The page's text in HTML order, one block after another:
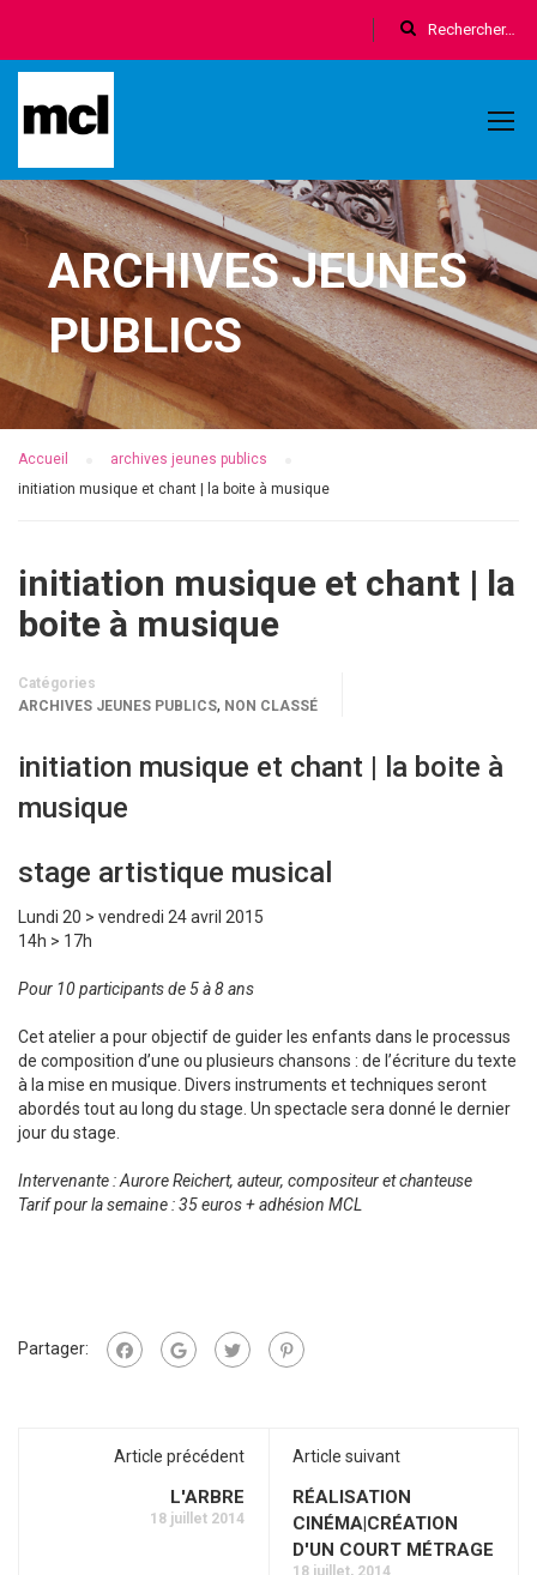
ARCHIVES JEUNES
PUBLICS
Accueil
archives jeunes publics
initiation musique et chant | la boite à musique
initiation musique et chant | la
boite à musique
Catégories
ARCHIVES JEUNES PUBLICS, NON CLASSÉ
initiation musique et chant | la boite à
musique
stage artistique musical
Lundi 20 > vendredi 24 avril 2015
14h > 17h
Pour 10 participants de 5 à 8 ans
Cet atelier a pour objectif de guider les enfants dans le processus
de composition d’une ou plusieurs chansons : de l’écriture du texte
à la mise en musique. Divers instruments et techniques seront
abordés tout au long du stage. Un spectacle sera donné le dernier
jour du stage.
Intervenante : Aurore Reichert, auteur, compositeur et chanteuse
Tarif pour la semaine : 35 euros + adhésion MCL
Partager:
Article précédent
L'ARBRE
18 juillet 2014
Article suivant
RÉALISATION
CINÉMA|CRÉATION
D'UN COURT MÉTRAGE
18 juillet, 2014